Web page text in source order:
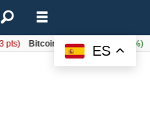
ES
Bitcoin: $64.600,08(+2.93%) UF: